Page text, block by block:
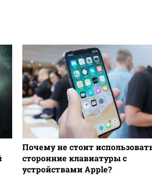
Почему не стоит
сторонние клавиатуры с
устройствами Apple?